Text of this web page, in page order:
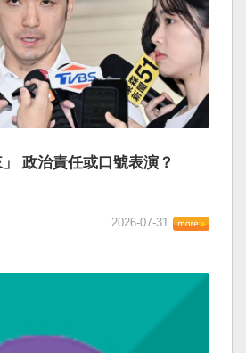
」 政治責任或口號表演？
2026-07-31